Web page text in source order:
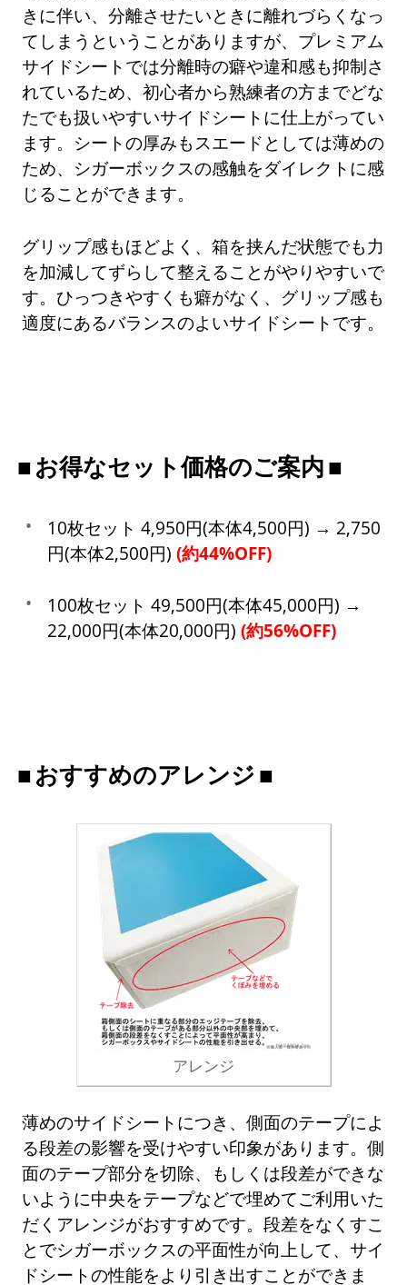
きに伴い、分離させたいときに離れづらくなっ
てしまうということがありますが、プレミアム
サイドシートでは分離時の癖や違和感も抑制さ
れているため、初心者から熟練者の方までどな
たでも扱いやすいサイドシートに仕上がってい
ます。シートの厚みもスエードとしては薄めの
ため、シガーボックスの感触をダイレクトに感
じることができます。
グリップ感もほどよく、箱を挟んだ状態でも力
を加減してずらして整えることがやりやすいで
す。ひっつきやすくも癖がなく、グリップ感も
適度にあるバランスのよいサイドシートです。
お得なセット価格のご案内
10枚セット 4,950円(本体4,500円) → 2,750
円(本体2,500円)(約44%OFF)
100枚セット 49,500円(本体45,000円) →
22,000円(本体20,000円)(約56%OFF)
おすすめのアレンジ
アレンジ
薄めのサイドシートにつき、側面のテープによ
る段差の影響を受けやすい印象があります。側
面のテープ部分を切除、もしくは段差ができな
いように中央をテープなどで埋めてご利用いた
だくアレンジがおすすめです。段差をなくすこ
とでシガーボックスの平面性が向上して、サイ
ドシートの性能をより引き出すことができま